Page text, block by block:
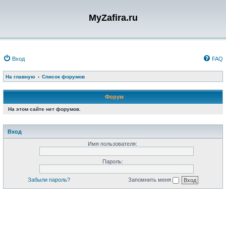
MyZafira.ru
Вход FAQ
На главную Список форумов
Форум
На этом сайте нет форумов.
Вход
Имя пользователя:
Пароль:
Забыли пароль? Запомнить меня